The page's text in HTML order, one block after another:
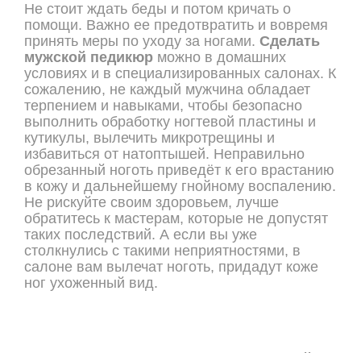
Не стоит ждать беды и потом кричать о
помощи. Важно ее предотвратить и вовремя
принять меры по уходу за ногами. Сделать
мужской педикюр можно в домашних
условиях и в специализированных салонах. К
сожалению, не каждый мужчина обладает
терпением и навыками, чтобы безопасно
выполнить обработку ногтевой пластины и
кутикулы, вылечить микротрещины и
избавиться от натоптышей. Неправильно
обрезанный ноготь приведёт к его врастанию
в кожу и дальнейшему гнойному воспалению.
Не рискуйте своим здоровьем, лучше
обратитесь к мастерам, которые не допустят
таких последствий. А если вы уже
столкнулись с такими неприятностями, в
салоне вам вылечат ноготь, придадут коже
ног ухоженный вид.